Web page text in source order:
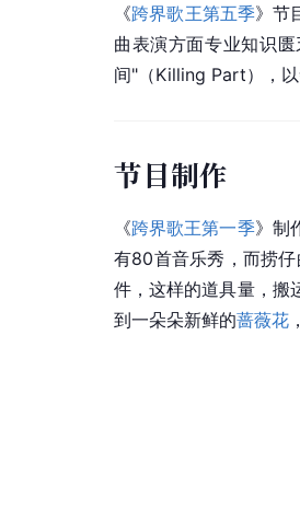
《跨界歌王第五季》节
曲表演方面专业知识
间"（Killing Part），
节目制作
《跨界歌王第一季》制
有80首音乐秀，而捞
件，这样的道具量，搬
到一朵朵新鲜的蔷薇花